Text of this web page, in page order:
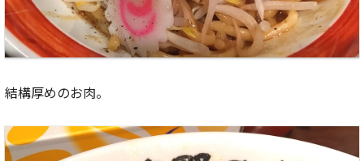
結構厚めのお肉。